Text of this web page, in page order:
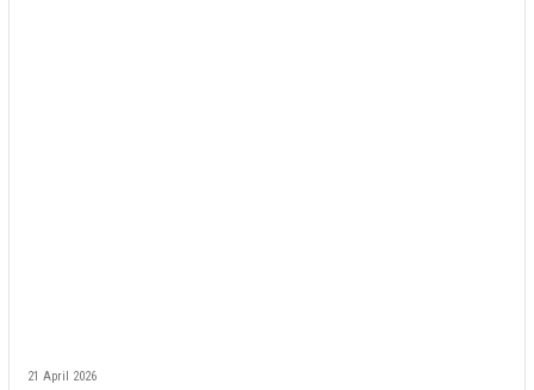
21 April 2026